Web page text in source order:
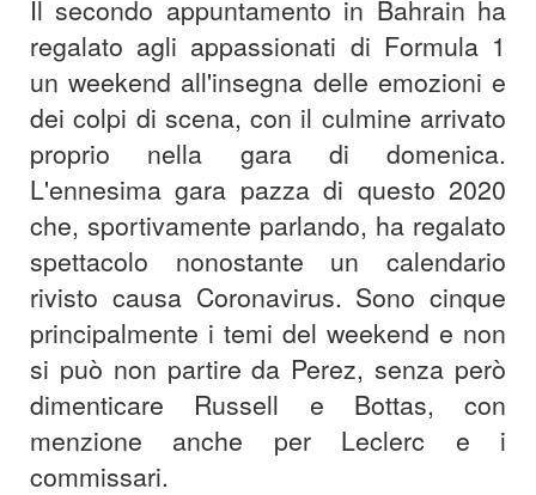
Il secondo appuntamento in Bahrain ha
regalato agli appassionati di Formula 1
un weekend all'insegna delle emozioni e
dei colpi di scena, con il culmine arrivato
proprio nella gara di domenica.
L'ennesima gara pazza di questo 2020
che, sportivamente parlando, ha regalato
spettacolo nonostante un calendario
rivisto causa Coronavirus. Sono cinque
principalmente i temi del weekend e non
si può non partire da Perez, senza però
dimenticare Russell e Bottas, con
menzione anche per Leclerc e i
commissari.